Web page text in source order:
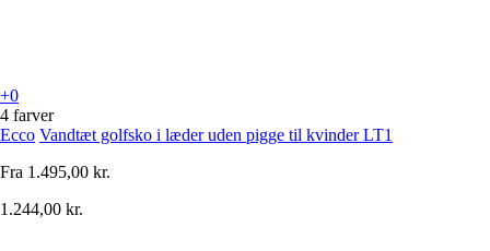
+0
4 farver
Ecco Vandtæt golfsko i læder uden pigge til kvinder LT1
Fra 1.495,00 kr.
1.244,00 kr.